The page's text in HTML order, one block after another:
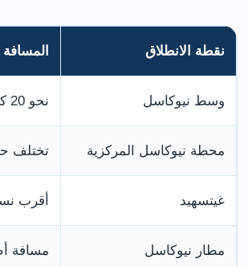
نقطة الانطلاق المسافة
وسط نيوكاسل نحو 20 كيلومترًا
محطة نيوكاسل المركزية تختلف
غيتسهيد أقرب
مطار نيوكاسل مسافة